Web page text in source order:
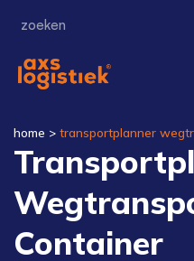
home > transportplanner
Container